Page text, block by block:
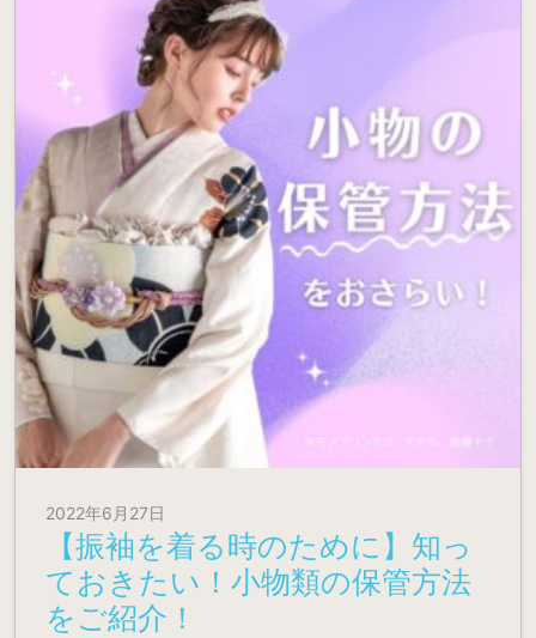
2022年6月27日
【振袖を着る時のために】知っ
ておきたい！小物類の保管方法
をご紹介！